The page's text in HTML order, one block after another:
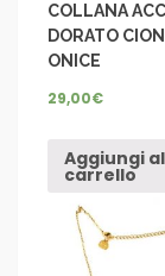
COLLANA
DORATO
ONICE
29,00€
Aggiungi al
carrello